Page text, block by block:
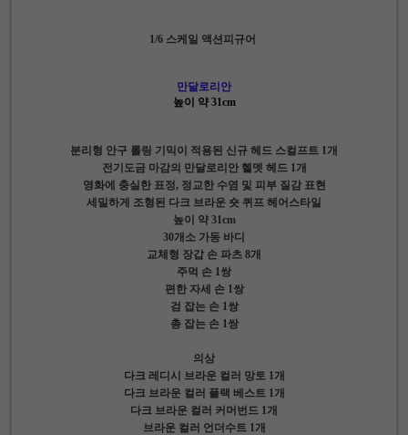
1/6 스케일 액션피규어
만달로리안
높이 약 31cm
분리형 안구 롤링 기믹이 적용된 신규 헤드 스컬프트 1개
전기도금 마감의 만달로리안 헬멧 헤드 1개
영화에 충실한 표정, 정교한 수염 및 피부 질감 표현
세밀하게 조형된 다크 브라운 숏 퀴프 헤어스타일
높이 약 31cm
30개소 가동 바디
교체형 장갑 손 파츠 8개
주먹 손 1쌍
편한 자세 손 1쌍
검 잡는 손 1쌍
총 잡는 손 1쌍
의상
다크 레디시 브라운 컬러 망토 1개
다크 브라운 컬러 플랙 베스트 1개
다크 브라운 컬러 커머번드 1개
브라운 컬러 언더수트 1개